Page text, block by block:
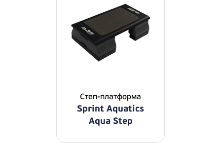
Степ-платформа
Sprint Aquatics
Aqua Step